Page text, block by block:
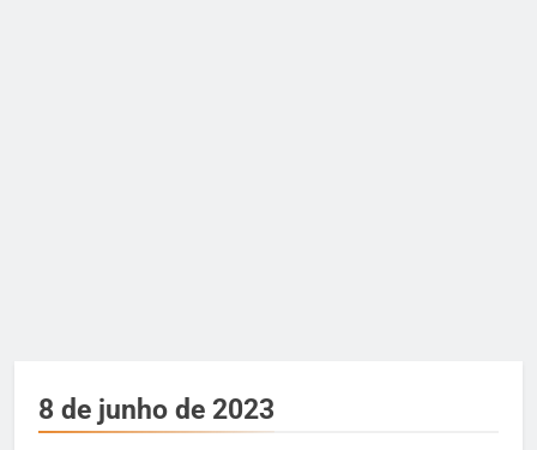
8 de junho de 2023